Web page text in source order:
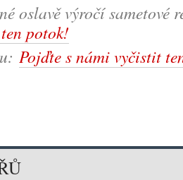
oslavě výročí sametové
potok!
Pojďte s námi vyčistit